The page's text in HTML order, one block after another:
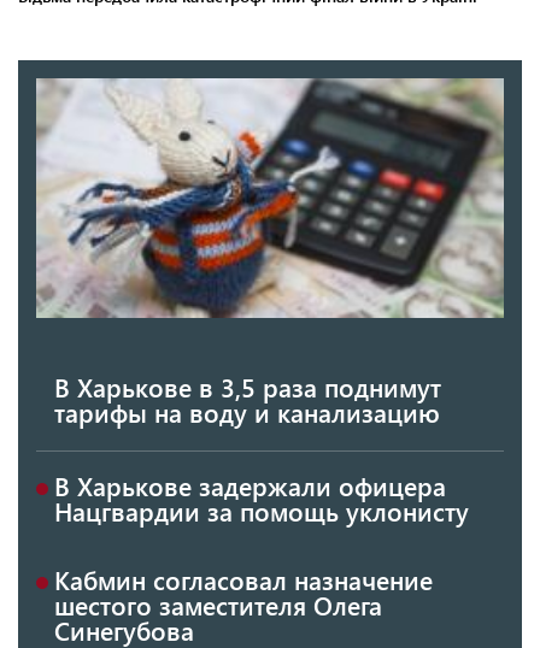
В Харькове в 3,5 раза поднимут
тарифы на воду и канализацию
В Харькове задержали офицера
Нацгвардии за помощь уклонисту
Кабмин согласовал назначение
шестого заместителя Олега
Синегубова